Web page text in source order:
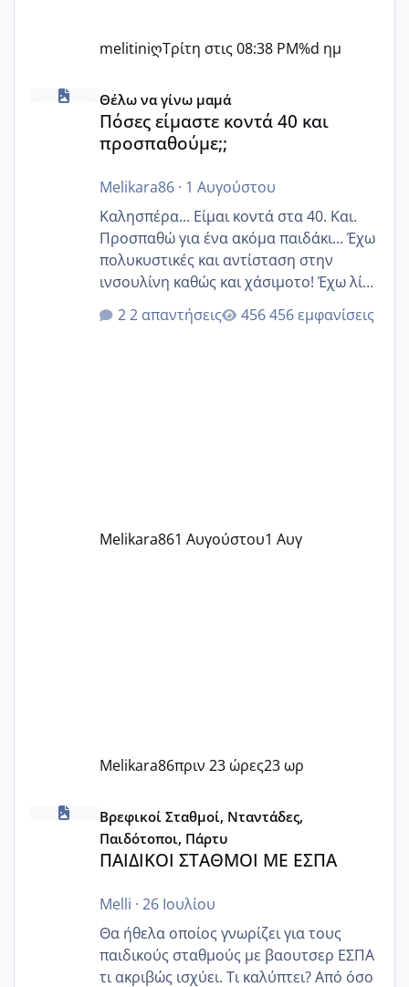
melitiniღΤρίτη στις 08:38 PM%d ημ
Πόσες είμαστε κοντά 40 και προσπαθούμε;;
Θέλω να γίνω μαμά
Πόσες είμαστε κοντά 40 και
προσπαθούμε;;
Melikara86· 1 Αυγούστου
Καλησπέρα... Είμαι κοντά στα 40. Και.
Προσπαθώ για ένα ακόμα παιδάκι... Έχω
πολυκυστικές και αντίσταση στην
ινσουλίνη καθώς και χάσιμοτο! Έχω λίγα
κιλά παραπάνω και όσο κ αν προσπαθώ
δεν χάνω εύκολα! Προσπαθώ για ακόμη
2 απαντήσεις 456 εμφανίσεις
Melikara861 Αυγούστου1 Αυγ
Melikara86πριν 23 ώρες23 ωρ
ΠΑΙΔΙΚΟΙ ΣΤΑΘΜΟΙ ΜΕ ΕΣΠΑ
Βρεφικοί Σταθμοί, Νταντάδες,
Παιδότοποι, Πάρτυ
ΠΑΙΔΙΚΟΙ ΣΤΑΘΜΟΙ ΜΕ ΕΣΠΑ
Melli · 26 Ιουλίου
Θα ήθελα οποίος γνωρίζει για τους
παιδικούς σταθμούς με βαουτσερ ΕΣΠΑ
τι ακριβώς ισχύει. Τι καλύπτει? Από όσο